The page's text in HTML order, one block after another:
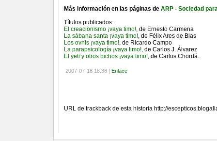
Más información en las páginas de ARP - Sociedad
Títulos publicados:
El creacionismo ¡vaya timo!, de Ernesto Carmena
La sábana santa ¡vaya timo!, de Félix Ares de Blas
Los ovnis ¡vaya timo!, de Ricardo Campo
La parapsicología ¡vaya timo!, de Carlos J. Álvarez
El yeti y otros bichos ¡vaya timo!, de Carlos Chordá.
2007-07-18 18:38 | Enlace
URL de trackback de esta historia http://